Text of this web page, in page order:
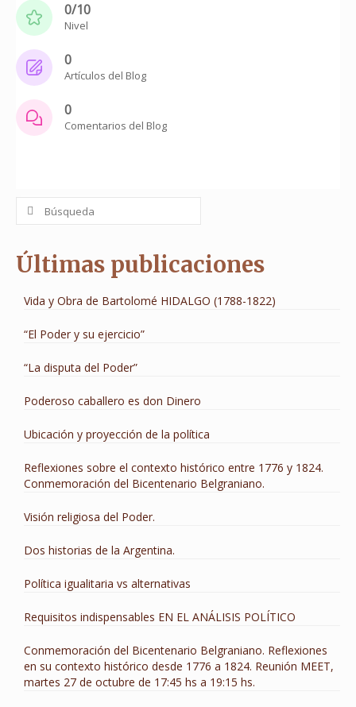
0/10
Nivel
0
Artículos del Blog
0
Comentarios del Blog
Buscar
por:
Últimas publicaciones
Vida y Obra de Bartolomé HIDALGO (1788-1822)
“El Poder y su ejercicio”
“La disputa del Poder”
Poderoso caballero es don Dinero
Ubicación y proyección de la política
Reflexiones sobre el contexto histórico entre 1776 y 1824.
Conmemoración del Bicentenario Belgraniano.
Visión religiosa del Poder.
Dos historias de la Argentina.
Política igualitaria vs alternativas
Requisitos indispensables EN EL ANÁLISIS POLÍTICO
Conmemoración del Bicentenario Belgraniano. Reflexiones
en su contexto histórico desde 1776 a 1824. Reunión MEET,
martes 27 de octubre de 17:45 hs a 19:15 hs.